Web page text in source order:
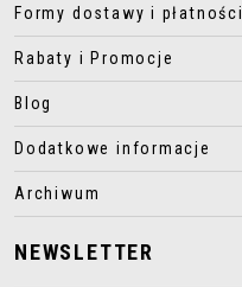
Formy dostawy i płatności
Rabaty i Promocje
Blog
Dodatkowe informacje
Archiwum
NEWSLETTER